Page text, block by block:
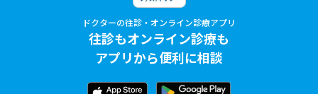
ドクターの往診・オンライン診療アプリ
往診もオンライン診療も
アプリから便利に相談